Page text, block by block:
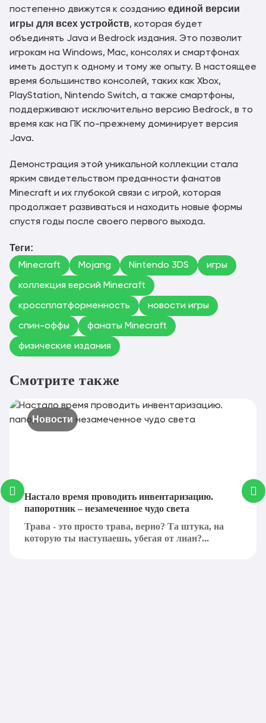
постепенно движутся к созданию единой версии
игры для всех устройств, которая будет
объединять Java и Bedrock издания. Это позволит
игрокам на Windows, Mac, консолях и смартфонах
иметь доступ к одному и тому же опыту. В настоящее
время большинство консолей, таких как Xbox,
PlayStation, Nintendo Switch, а также смартфоны,
поддерживают исключительно версию Bedrock, в то
время как на ПК по-прежнему доминирует версия
Java.
Демонстрация этой уникальной коллекции стала
ярким свидетельством преданности фанатов
Minecraft и их глубокой связи с игрой, которая
продолжает развиваться и находить новые формы
спустя годы после своего первого выхода.
Теги:
Minecraft Mojang Nintendo 3DS игры
коллекция версий Minecraft
кроссплатформенность новости игры
спин-оффы фанаты Minecraft
физические издания
Смотрите также
Новости
Настало время проводить инвентаризацию.
папоротник – незамеченное чудо света
Трава - это просто трава, верно? Та штука, на
которую ты наступаешь, убегая от лиан?...